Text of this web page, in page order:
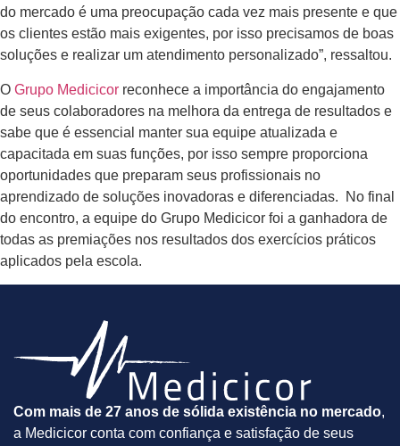
do mercado é uma preocupação cada vez mais presente e que
os clientes estão mais exigentes, por isso precisamos de boas
soluções e realizar um atendimento personalizado”, ressaltou.
O Grupo Medicicor reconhece a importância do engajamento
de seus colaboradores na melhora da entrega de resultados e
sabe que é essencial manter sua equipe atualizada e
capacitada em suas funções, por isso sempre proporciona
oportunidades que preparam seus profissionais no
aprendizado de soluções inovadoras e diferenciadas. No final
do encontro, a equipe do Grupo Medicicor foi a ganhadora de
todas as premiações nos resultados dos exercícios práticos
aplicados pela escola.
Com mais de 27 anos de sólida existência no mercado,
a Medicicor conta com confiança e satisfação de seus